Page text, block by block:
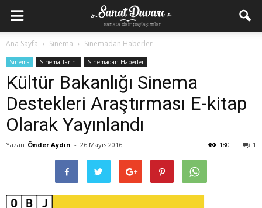
Ana Sayfa Sinema Sinemadan Haberler
Sinema Sinema Tarihi Sinemadan Haberler
Kültür Bakanlığı Sinema
Destekleri Araştırması E-kitap
Olarak Yayınlandı
Yazan Önder Aydın - 26 Mayıs 2016 1
180